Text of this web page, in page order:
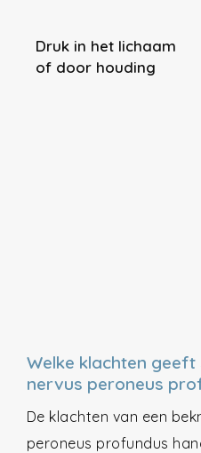
Druk in het lichaam
of door houding
Welke klachten
nervus peroneus
De klachten van een
peroneus profundus